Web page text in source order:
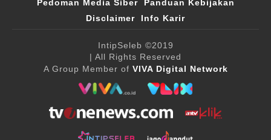
Pedoman Media Siber
Panduan Kebijakan
Disclaimer
Info Karir
IntipSeleb ©2019
| All Rights Reserved
A Group Member of VIVA Digital Network